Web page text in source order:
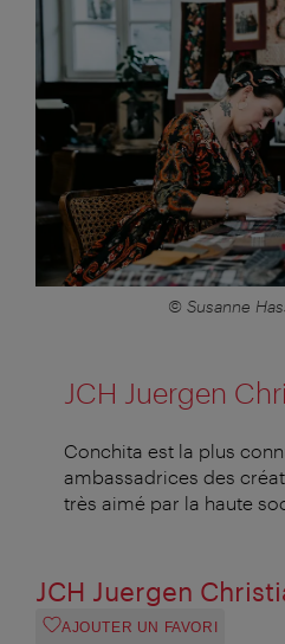
© Susanne
JCH Juergen
Conchita est la plus
ambassadrices des
très aimé par la haute
JCH Juergen
AJOUTER UN FAVORI